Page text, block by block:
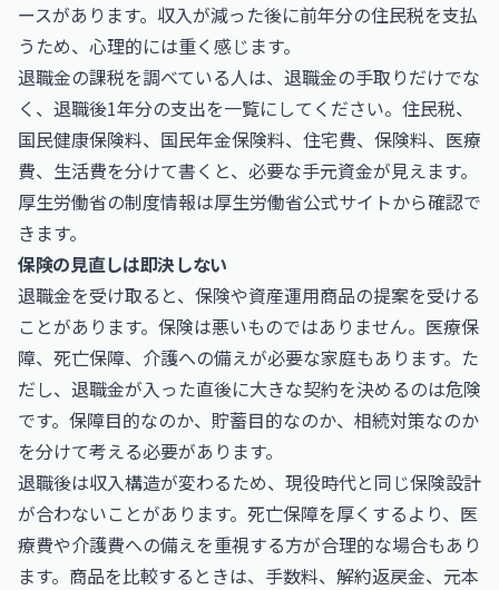
ースがあります。収入が減った後に前年分の住民税を支払
うため、心理的には重く感じます。
退職金の課税を調べている人は、退職金の手取りだけでな
く、退職後1年分の支出を一覧にしてください。住民税、
国民健康保険料、国民年金保険料、住宅費、保険料、医療
費、生活費を分けて書くと、必要な手元資金が見えます。
厚生労働省の制度情報は厚生労働省公式サイトから確認で
きます。
保険の見直しは即決しない
退職金を受け取ると、保険や資産運用商品の提案を受ける
ことがあります。保険は悪いものではありません。医療保
障、死亡保障、介護への備えが必要な家庭もあります。た
だし、退職金が入った直後に大きな契約を決めるのは危険
です。保障目的なのか、貯蓄目的なのか、相続対策なのか
を分けて考える必要があります。
退職後は収入構造が変わるため、現役時代と同じ保険設計
が合わないことがあります。死亡保障を厚くするより、医
療費や介護費への備えを重視する方が合理的な場合もあり
ます。商品を比較するときは、手数料、解約返戻金、元本